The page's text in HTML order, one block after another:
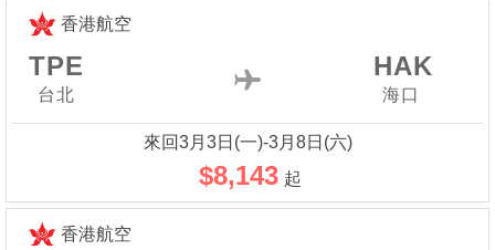
香港航空
TPE
台北
HAK
海口
來回3月3日(一)-3月8日(六)
$8,143 起
香港航空